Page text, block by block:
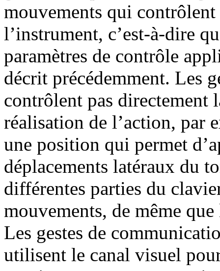
mouvements qui
l’instrument, c’est-à-dire
paramètres de contrôle
décrit précédemment. Les
contrôlent pas directement
réalisation de l’action, par
une position qui permet
déplacements latéraux du
différentes parties du
mouvements, de même
Les gestes de
utilisent le canal visuel